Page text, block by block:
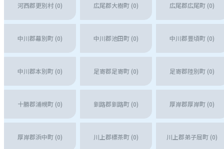
河西郡更別村 (0) 広尾郡大樹町 (0) 広尾郡広尾町 (0)
中川郡幕別町 (0) 中川郡池田町 (0) 中川郡豊頃町 (0)
中川郡本別町 (0) 足寄郡足寄町 (0) 足寄郡陸別町 (0)
十勝郡浦幌町 (0) 釧路郡釧路町 (0) 厚岸郡厚岸町 (0)
厚岸郡浜中町 (0) 川上郡標茶町 (0) 川上郡弟子屈町 (0)